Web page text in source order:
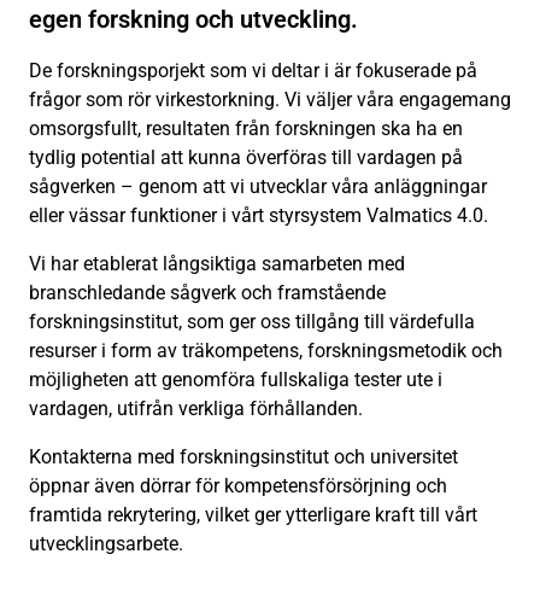
egen forskning och utveckling.
De forskningsporjekt som vi deltar i är fokuserade på
frågor som rör virkestorkning. Vi väljer våra engagemang
omsorgsfullt, resultaten från forskningen ska ha en
tydlig potential att kunna överföras till vardagen på
sågverken – genom att vi utvecklar våra anläggningar
eller vässar funktioner i vårt styrsystem Valmatics 4.0.
Vi har etablerat långsiktiga samarbeten med
branschledande sågverk och framstående
forskningsinstitut, som ger oss tillgång till värdefulla
resurser i form av träkompetens, forskningsmetodik och
möjligheten att genomföra fullskaliga tester ute i
vardagen, utifrån verkliga förhållanden.
Kontakterna med forskningsinstitut och universitet
öppnar även dörrar för kompetensförsörjning och
framtida rekrytering, vilket ger ytterligare kraft till vårt
utvecklingsarbete.